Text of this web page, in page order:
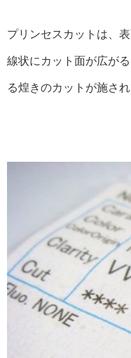
プリンセスカットは、
線状にカット面が広が
る煌きのカットが施され